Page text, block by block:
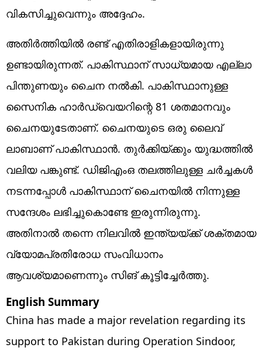
വികസിച്ചുവെന്നും അദ്ദേഹം.
അതിര്‍ത്തിയില്‍ രണ്ട് എതിരാളികളായിരുന്നു
ഉണ്ടായിരുന്നത്. പാകിസ്ഥാന് സാധ്യമായ എല്ലാ
പിന്തുണയും ചൈന നല്‍കി. പാകിസ്ഥാനുള്ള
സൈനിക ഹാര്‍ഡ്വെയറിന്റെ 81 ശതമാനവും
ചൈനയുടേതാണ്. ചൈനയുടെ ഒരു ലൈവ്
ലാബാണ് പാകിസ്ഥാന്‍. തുര്‍ക്കിയ്ക്കും യുദ്ധത്തില്‍
വലിയ പങ്കുണ്ട്. ഡിജിഎംഒ തലത്തിലുള്ള ചര്‍ച്ചകള്‍
നടന്നപ്പോള്‍ പാകിസ്ഥാന് ചൈനയില്‍ നിന്നുള്ള
സന്ദേശം ലഭിച്ചുകൊണ്ടേ ഇരുന്നിരുന്നു.
അതിനാല്‍ തന്നെ നിലവില്‍ ഇന്ത്യയ്ക്ക് ശക്തമായ
വ്യോമപ്രതിരോധ സംവിധാനം
ആവശ്യമാണെന്നും സിങ് കൂട്ടിച്ചേര്‍ത്തു.
English Summary
China has made a major revelation regarding its
support to Pakistan during Operation Sindoor,